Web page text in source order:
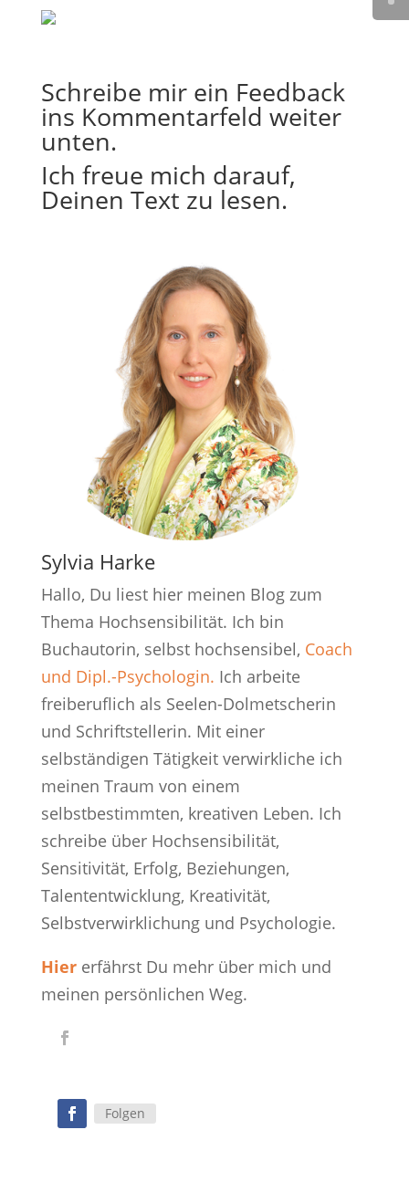
Schreibe mir ein Feedback
ins Kommentarfeld weiter
unten.
Ich freue mich darauf,
Deinen Text zu lesen.
Sylvia Harke
Hallo, Du liest hier meinen Blog zum
Thema Hochsensibilität. Ich bin
Buchautorin, selbst hochsensibel, Coach
und Dipl.-Psychologin. Ich arbeite
freiberuflich als Seelen-Dolmetscherin
und Schriftstellerin. Mit einer
selbständigen Tätigkeit verwirkliche ich
meinen Traum von einem
selbstbestimmten, kreativen Leben. Ich
schreibe über Hochsensibilität,
Sensitivität, Erfolg, Beziehungen,
Talententwicklung, Kreativität,
Selbstverwirklichung und Psychologie.
Hiererfährst Du mehr über mich und
meinen persönlichen Weg.
Folgen